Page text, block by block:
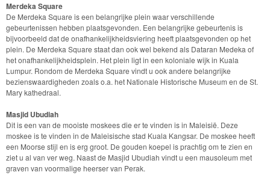
Merdeka Square
De Merdeka Square is een belangrijke plein waar verschillende
gebeurtenissen hebben plaatsgevonden. Een belangrijke gebeurtenis is
bijvoorbeeld dat de onafhankelijkheidsviering heeft plaatsgevonden op het
plein. De Merdeka Square staat dan ook wel bekend als Dataran Medeka of
het onafhankelijkheidsplein. Het plein ligt in een koloniale wijk in Kuala
Lumpur. Rondom de Merdeka Square vindt u ook andere belangrijke
bezienswaardigheden zoals o.a. het Nationale Historische Museum en de St.
Mary kathedraal.
Masjid Ubudiah
Dit is een van de mooiste moskees die er te vinden is in Maleisië. Deze
moskee is te vinden in de Maleisische stad Kuala Kangsar. De moskee heeft
een Moorse stijl en is erg groot. De gouden koepel is prachtig om te zien en
ziet u al van ver weg. Naast de Masjid Ubudiah vindt u een mausoleum met
graven van voormalige heerser van Perak.